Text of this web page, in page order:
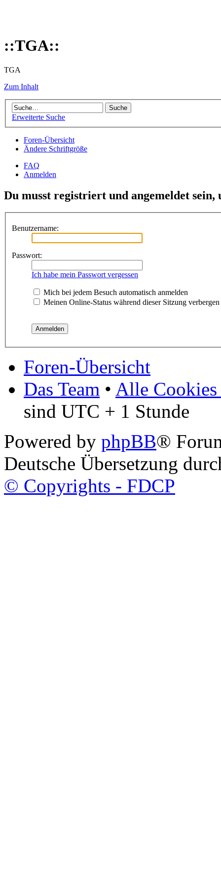
::TGA::
TGA
Zum Inhalt
Erweiterte Suche
Foren-Übersicht
Ändere Schriftgröße
FAQ
Anmelden
Du musst registriert und angemeldet
Benutzername:
Passwort:
Ich habe mein Passwort vergessen
Mich bei jedem Besuch automatisch anmelden
Meinen Online-Status während dieser Sitzung verbergen
Foren-Übersicht
Das Team • Alle Cookies
sind UTC + 1 Stunde
Powered by phpBB®
Deutsche Übersetzung
© Copyrights - FDCP